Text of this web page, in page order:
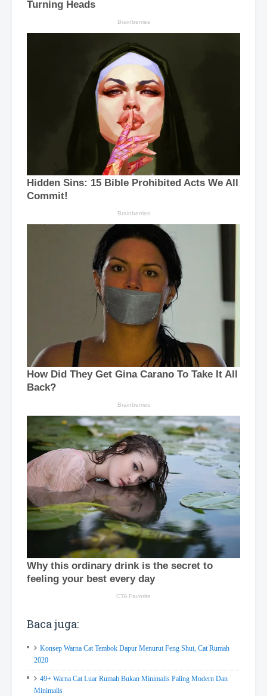
Baca juga:
Konsep Warna Cat Tembok Dapur Menurut Feng Shui, Cat Rumah
2020
49+ Warna Cat Luar Rumah Bukan Minimalis Paling Modern Dan
Minimalis